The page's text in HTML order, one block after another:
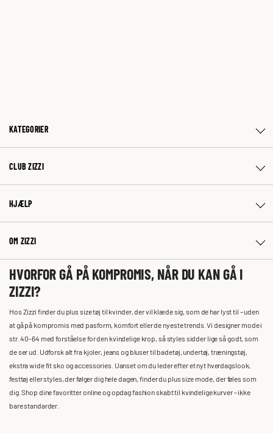
KATEGORIER
CLUB ZIZZI
HJÆLP
OM ZIZZI
HVORFOR GÅ PÅ KOMPROMIS, NÅR DU KAN GÅ I
ZIZZI?
Hos Zizzi finder du plus size tøj til kvinder, der vil klæde sig, som de har lyst til – uden
at gå på kompromis med pasform, komfort eller de nyeste trends. Vi designer mode i
str. 40-64 med forståelse for den kvindelige krop, så styles sidder lige så godt, som
de ser ud. Udforsk alt fra kjoler, jeans og bluser til badetøj, undertøj, træningstøj,
ekstra wide fit sko og accessories. Uanset om du leder efter et nyt hverdagslook,
festtøj eller styles, der følger dig hele dagen, finder du plus size mode, der føles som
dig. Shop dine favoritter online og opdag fashion skabt til kvindelige kurver – ikke
bare standarder.